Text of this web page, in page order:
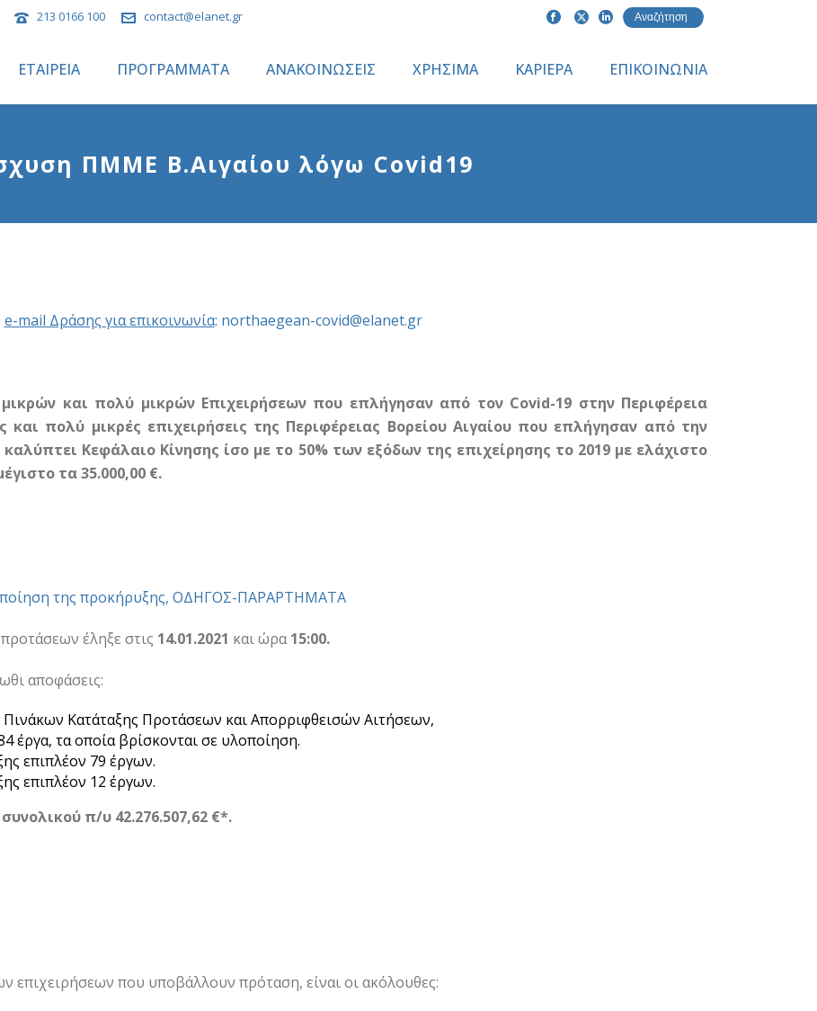
213 0166 100 contact@elanet.gr
ΕΤΑΙΡΕΙΑ ΠΡΟΓΡΑΜΜΑΤΑ ΑΝΑΚΟΙΝΩΣΕΙΣ ΧΡΗΣΙΜΑ ΚΑΡΙΕΡΑ ΕΠΙΚΟΙΝΩΝΙΑ
ΠΜΜΕ Β.Αιγαίου λόγω Covid19
e-mail Δράσης για επικοινωνία: northaegean-covid@elanet.gr
και πολύ μικρών Επιχειρήσεων που επλήγησαν από τον Covid-19 στην Περιφέρεια
και πολύ μικρές επιχειρήσεις της Περιφέρειας Βορείου Αιγαίου που επλήγησαν από την
Κεφάλαιο Κίνησης ίσο με το 50% των εξόδων της επιχείρησης το 2019 με ελάχιστο
τα 35.000,00 €.
της προκήρυξης, ΟΔΗΓΟΣ-ΠΑΡΑΡΤΗΜΑΤΑ
έληξε στις 14.01.2021 και ώρα15:00.
αποφάσεις:
Κατάταξης Προτάσεων και Απορριφθεισών Αιτήσεων,
έργα, τα οποία βρίσκονται σε υλοποίηση.
επιπλέον 79 έργων.
επιπλέον 12 έργων.
π/υ 42.276.507,62 €*.
επιχειρήσεων που υποβάλλουν πρόταση, είναι οι ακόλουθες: